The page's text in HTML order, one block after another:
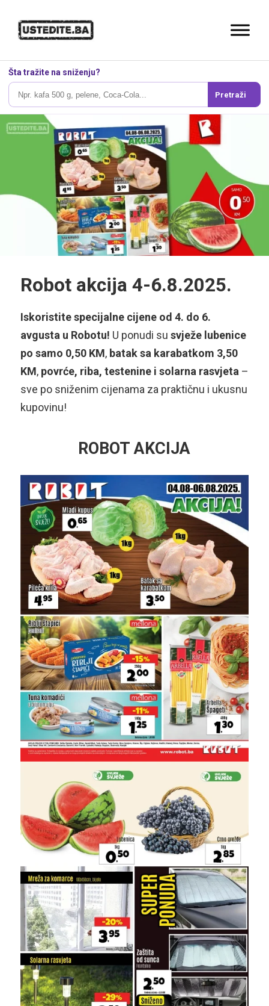
Šta tražite na sniženju?
Pretraži
Robot akcija 4-6.8.2025.
Iskoristite specijalne cijene od 4. do 6.
avgusta u Robotu! U ponudi su svježe lubenice
po samo 0,50 KM, batak sa karabatkom 3,50
KM, povrće, riba, testenine i solarna rasvjeta –
sve po sniženim cijenama za praktičnu i ukusnu
kupovinu!
ROBOT AKCIJA